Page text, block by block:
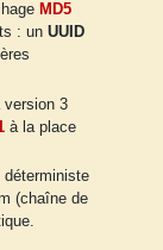
MD5
: un UUID
3
à la place
(chaîne de